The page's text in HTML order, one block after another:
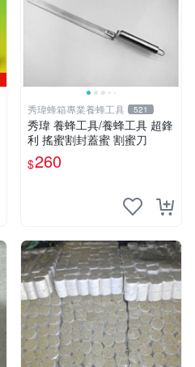
秀瑋蜂箱專業養蜂工具 521
秀瑋 養蜂工具/養蜂工具 超鋒
利 搖蜜割封蓋蜜 割蜜刀
$260